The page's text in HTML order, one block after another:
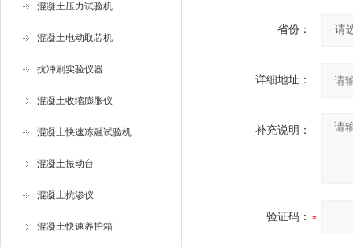
混凝土压力试验机
混凝土电动取芯机
抗冲刷实验仪器
混凝土收缩膨胀仪
混凝土快速冻融试验机
混凝土振动台
混凝土抗渗仪
混凝土快速养护箱
省份：
详细地址：
补充说明：
验证码：